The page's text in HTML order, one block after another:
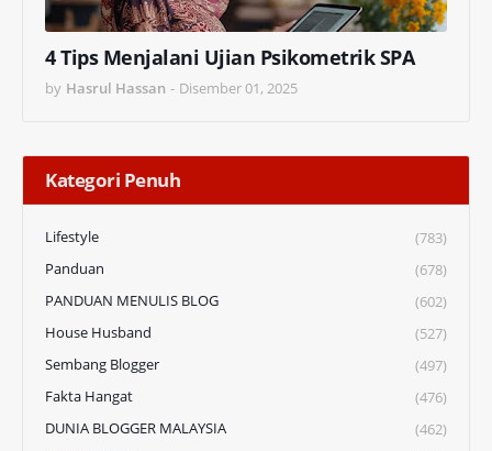
4 Tips Menjalani Ujian Psikometrik SPA
by Hasrul Hassan - Disember 01, 2025
Kategori Penuh
Lifestyle
(783)
Panduan
(678)
PANDUAN MENULIS BLOG
(602)
House Husband
(527)
Sembang Blogger
(497)
Fakta Hangat
(476)
DUNIA BLOGGER MALAYSIA
(462)